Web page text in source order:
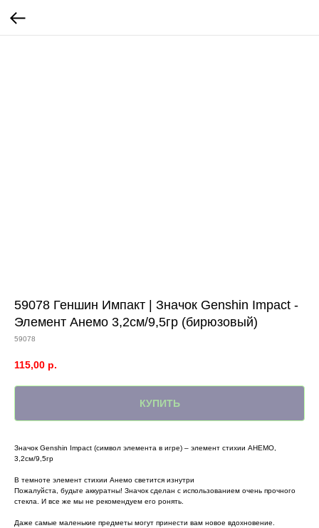
59078 Геншин Импакт | Значок Genshin Impact -
Элемент Анемо 3,2см/9,5гр (бирюзовый)
59078
115,00 р.
КУПИТЬ
Значок Genshin Impact (символ элемента в игре) – элемент стихии АНЕМО,
3,2см/9,5гр
В темноте элемент стихии Анемо светится изнутри
Пожалуйста, будьте аккуратны! Значок сделан с использованием очень прочного
стекла. И все же мы не рекомендуем его ронять.
Даже самые маленькие предметы могут принести вам новое вдохновение.